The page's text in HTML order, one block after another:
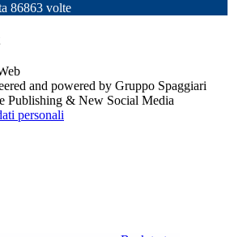
86863 volte
and powered by Gruppo Spaggiari
Publishing & New Social Media
personali